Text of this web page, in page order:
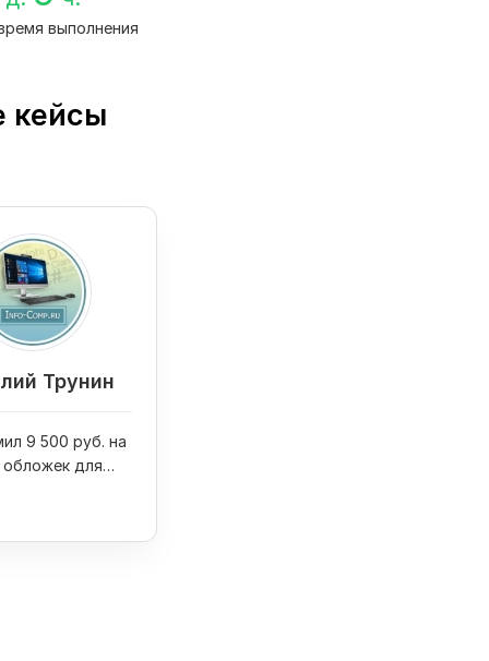
выполнения
кейсы
Трунин
9 500 руб. на
обложек для